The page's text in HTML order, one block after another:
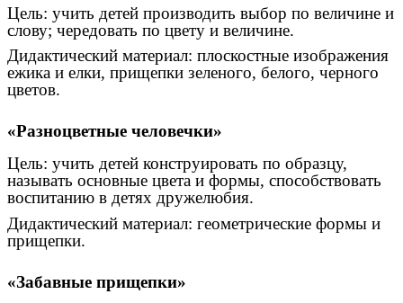
Цель: учить детей производить выбор по величине и
слову; чередовать по цвету и величине.
Дидактический материал: плоскостные изображения
ежика и елки, прищепки зеленого, белого, черного
цветов.
«Разноцветные человечки»
Цель: учить детей конструировать по образцу,
называть основные цвета и формы, способствовать
воспитанию в детях дружелюбия.
Дидактический материал: геометрические формы и
прищепки.
«Забавные прищепки»